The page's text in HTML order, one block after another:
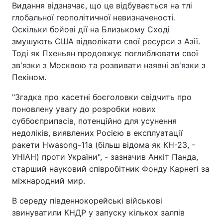
Видання відзначає, що це відбувається на тлі
глобальної геополітичної невизначеності.
Оскільки бойові дії на Близькому Сході
змушують США відволікати свої ресурси з Азії.
Тоді як Пхеньян продовжує поглиблювати свої
зв'язки з Москвою та розвивати наявні зв'язки з
Пекіном.
"Згадка про касетні боєголовки свідчить про
поновлену увагу до розробки нових
суббоєприпасів, потенційно для усунення
недоліків, виявлених Росією в експлуатації
ракети Hwasong-11a (більш відома як КН-23, -
УНІАН) проти України", - зазначив Анкіт Панда,
старший науковий співробітник Фонду Карнегі за
міжнародний мир.
В середу південнокорейські військові
звинуватили КНДР у запуску кількох залпів